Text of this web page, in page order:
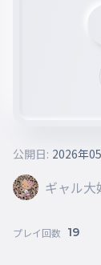
ギャル大
公開日: 2026年
プレイ回数 19